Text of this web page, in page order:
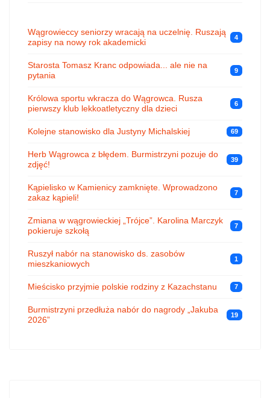
Wągrowieccy seniorzy wracają na uczelnię. Ruszają
zapisy na nowy rok akademicki
4
Starosta Tomasz Kranc odpowiada... ale nie na
pytania
9
Królowa sportu wkracza do Wągrowca. Rusza
pierwszy klub lekkoatletyczny dla dzieci
6
Kolejne stanowisko dla Justyny Michalskiej 69
Herb Wągrowca z błędem. Burmistrzyni pozuje do
zdjęć!
39
Kąpielisko w Kamienicy zamknięte. Wprowadzono
zakaz kąpieli!
7
Zmiana w wągrowieckiej „Trójce”. Karolina Marczyk
pokieruje szkołą
7
Ruszył nabór na stanowisko ds. zasobów
mieszkaniowych
1
Mieścisko przyjmie polskie rodziny z Kazachstanu 7
Burmistrzyni przedłuża nabór do nagrody „Jakuba
2026”
19